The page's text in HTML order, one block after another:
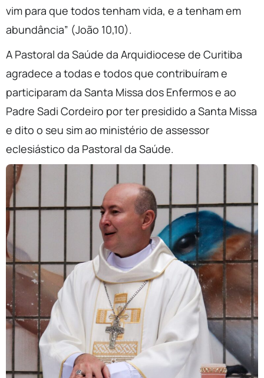
vim para que todos tenham vida, e a tenham em
abundância” (João 10,10).
A Pastoral da Saúde da Arquidiocese de Curitiba
agradece a todas e todos que contribuíram e
participaram da Santa Missa dos Enfermos e ao
Padre Sadi Cordeiro por ter presidido a Santa Missa
e dito o seu sim ao ministério de assessor
eclesiástico da Pastoral da Saúde.